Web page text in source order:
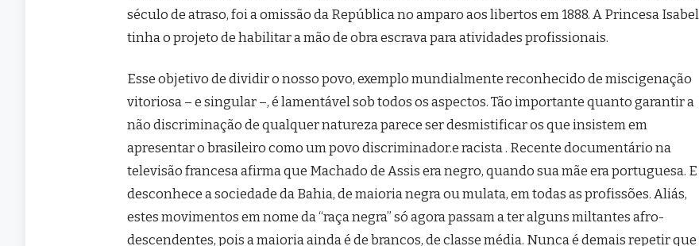
século de atraso, foi a omissão da República no amparo aos libertos em 1888. A Princesa Isabel
tinha o projeto de habilitar a mão de obra escrava para atividades profissionais.
Esse objetivo de dividir o nosso povo, exemplo mundialmente reconhecido de miscigenação
vitoriosa – e singular –, é lamentável sob todos os aspectos. Tão importante quanto garantir a
não discriminação de qualquer natureza parece ser desmistificar os que insistem em
apresentar o brasileiro como um povo discriminador.e racista . Recente documentário na
televisão francesa afirma que Machado de Assis era negro, quando sua mãe era portuguesa. E
desconhece a sociedade da Bahia, de maioria negra ou mulata, em todas as profissões. Aliás,
estes movimentos em nome da “raça negra” só agora passam a ter alguns miltantes afro-
descendentes, pois a maioria ainda é de brancos, de classe média. Nunca é demais repetir que